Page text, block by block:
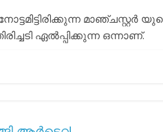
മാഞ്ചസ്റ്റർ
ഏൽപ്പിക്കുന്ന ഒന്നാണ്.